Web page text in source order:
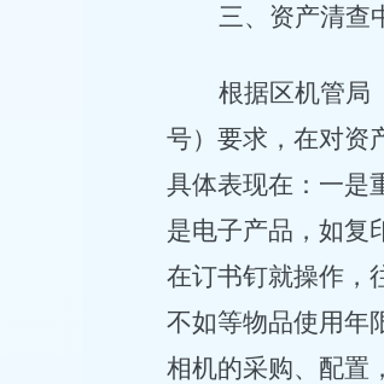
三、资产清查
根据区机管局
号）要求，在对资
具体表现在：一是
是电子产品，如复
在订书钉就操作，
不如等物品使用年
相机的采购、配置